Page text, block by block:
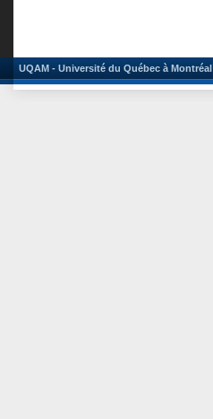
UQAM - Université du Québec à Montréal